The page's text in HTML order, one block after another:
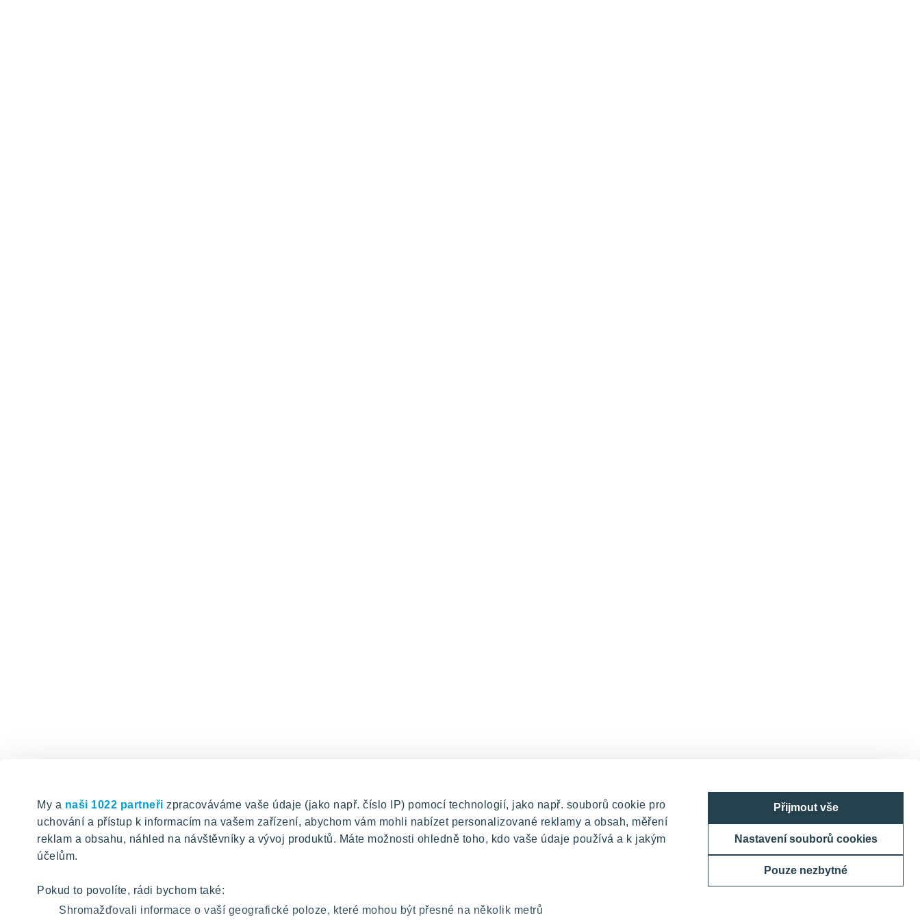
My a naši 1022 partneři zpracováváme vaše údaje (jako např. číslo IP) pomocí technologií, jako např. souborů cookie pro
uchování a přístup k informacím na vašem zařízení, abychom vám mohli nabízet personalizované reklamy a obsah, měření
reklam a obsahu, náhled na návštěvníky a vývoj produktů. Máte možnosti ohledně toho, kdo vaše údaje používá a k jakým
účelům.
Pokud to povolíte, rádi bychom také:
Shromažďovali informace o vaší geografické poloze, které mohou být přesné na několik metrů
Přijmout vše
Nastavení souborů cookies
Pouze nezbytné